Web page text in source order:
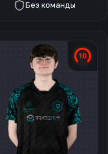
Без команды